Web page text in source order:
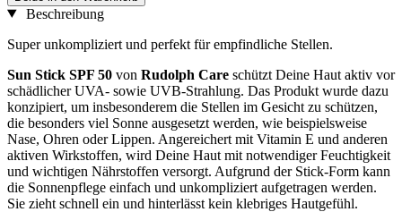
Beschreibung
Super unkompliziert und perfekt für empfindliche Stellen.
Sun Stick SPF 50 von Rudolph Care schützt Deine Haut aktiv vor
schädlicher UVA- sowie UVB-Strahlung. Das Produkt wurde dazu
konzipiert, um insbesonderem die Stellen im Gesicht zu schützen,
die besonders viel Sonne ausgesetzt werden, wie beispielsweise
Nase, Ohren oder Lippen. Angereichert mit Vitamin E und anderen
aktiven Wirkstoffen, wird Deine Haut mit notwendiger Feuchtigkeit
und wichtigen Nährstoffen versorgt. Aufgrund der Stick-Form kann
die Sonnenpflege einfach und unkompliziert aufgetragen werden.
Sie zieht schnell ein und hinterlässt kein klebriges Hautgefühl.